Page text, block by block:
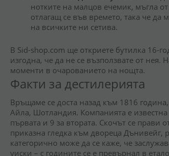
нотките на малцов ечемик, мъгла
отлагащ се във времето, така че да
на всичките ни сетива.
В Sid-shop.com ще откриете бутилка 16-
изгодна, че да не се възползвате от нея.
моменти в очарованието на нощта.
Факти за дестилерията
Връщаме се доста назад към 1816
Айла, Шотландия. Компанията е известна
първата и 9 за втората. Скочът се прави
приказна гледка към двореца Дънивейг,
категорично може да се каже, че
уиски – с годините се е превърнал в